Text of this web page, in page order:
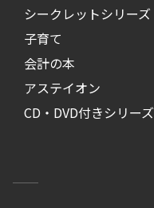
シークレットシリーズ
子育て
会計の本
アステイオン
CD・DVD付きシリーズ